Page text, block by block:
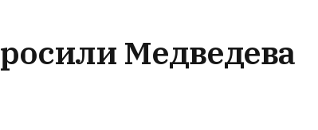
Медведева